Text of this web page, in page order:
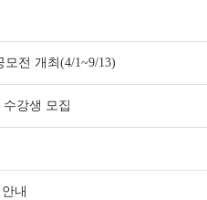
전 개최(4/1~9/13)
수강생 모집
내